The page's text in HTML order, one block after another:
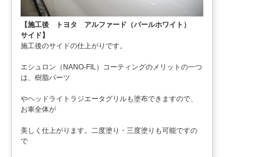
【施工後 トヨタ アルファード（パールホワイト）
サイド】
施工後のサイドの仕上がりです。
エシュロン（NANO-FIL）コーティングのメリットの一つ
は、樹脂パーツ
やヘッドライトラジエータグリルも塗布できますので、
お車全体が
美しく仕上がります。二度塗り・三度塗りも可能ですの
で